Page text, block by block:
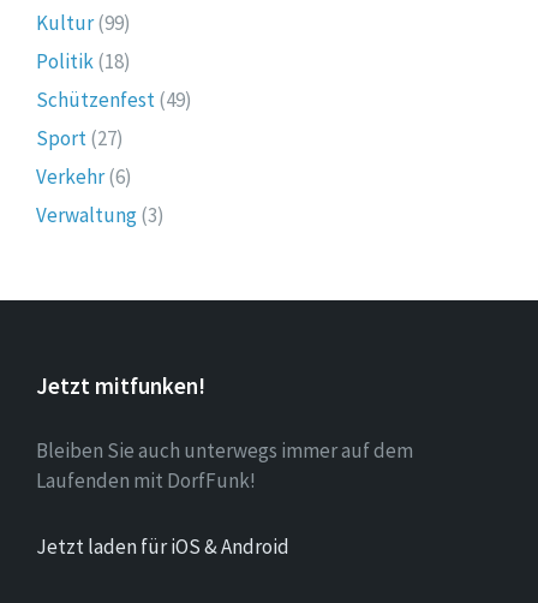
Kultur(99)
Politik(18)
Schützenfest(49)
Sport(27)
Verkehr(6)
Verwaltung(3)
Jetzt mitfunken!
Bleiben Sie auch unterwegs immer auf dem
Laufenden mit DorfFunk!
Jetzt laden für iOS & Android